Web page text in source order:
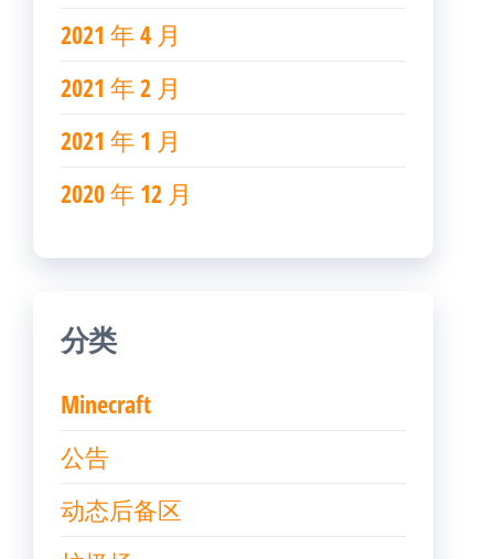
2021 年 4 月
2021 年 2 月
2021 年 1 月
2020 年 12 月
分类
Minecraft
公告
动态后备区